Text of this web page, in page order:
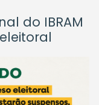
do IBRAM